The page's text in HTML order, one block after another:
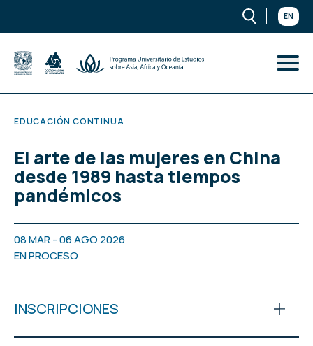
EN
EDUCACIÓN CONTINUA
El arte de las mujeres en China
desde 1989 hasta tiempos
pandémicos
08 MAR - 06 AGO 2026
EN PROCESO
INSCRIPCIONES